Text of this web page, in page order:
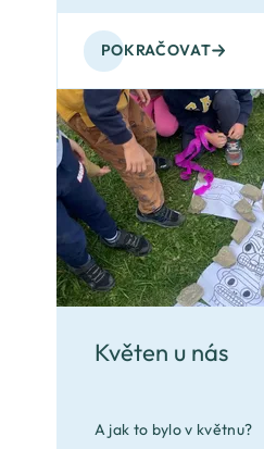
POKRAČOVAT
Květen u nás
A jak to bylo v květnu?